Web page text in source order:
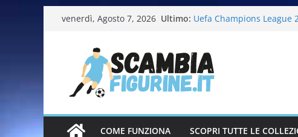
venerdì, Agosto 7, 2026 Ultimo:
Calciatori Serie B BKT
Uefa Champions League
Calciatrici 2025-2026
COME FUNZIONA SCOPRI TUTTE LE